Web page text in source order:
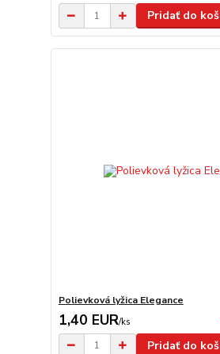
Pridať do
Polievková lyžica Elegance
1,40 EUR/ks
Pridať do